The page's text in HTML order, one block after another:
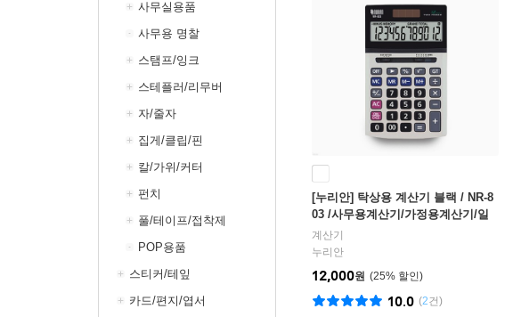
사무실용품
사무용 명찰
스탬프/잉크
스테플러/리무버
자/줄자
집게/클립/핀
칼/가위/커터
펀치
풀/테이프/접착제
POP용품
스티커/테잎
카드/편지/엽서
[누리안] 탁상용 계산기 블랙 / NR-8
03 /사무용계산기/가정용계산기/일
반계산기
계산기
누리안
25%
12,000원
(2건)
10.0